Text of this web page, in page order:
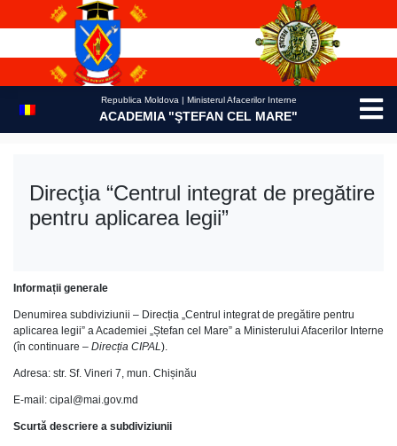
Republica Moldova | Ministerul Afacerilor Interne
ACADEMIA "ŞTEFAN CEL MARE"
Direcţia “Centrul integrat de pregătire
pentru aplicarea legii”
Informații generale
Denumirea subdiviziunii – Direcția „Centrul integrat de pregătire pentru
aplicarea legii” a Academiei „Ștefan cel Mare” a Ministerului Afacerilor Interne
(în continuare – Direcția CIPAL).
Adresa: str. Sf. Vineri 7, mun. Chișinău
E-mail: cipal@mai.gov.md
Scurtă descriere a subdiviziunii